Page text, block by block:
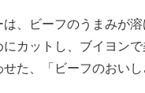
、ビーフのうまみが溶
にカットし、ブイヨン
せた、「ビーフのおい